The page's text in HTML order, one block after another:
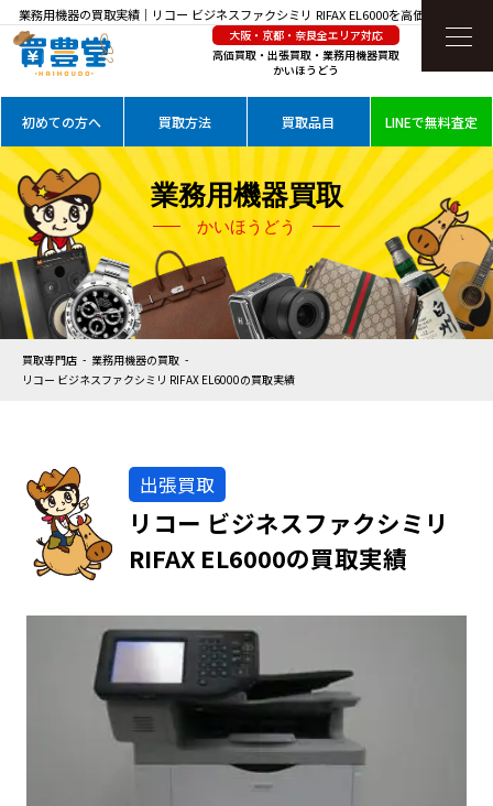
業務用機器の買取実績｜リコー ビジネスファクシミリ RIFAX EL6000を高価買取
大阪・京都・奈良全エリア対応
高価買取・出張買取・業務用機器買取
かいほうどう
初めての方へ 買取方法 買取品目 LINEで無料査定
業務用機器買取
かいほうどう
買取専門店
業務用機器の買取
リコー ビジネスファクシミリ RIFAX EL6000の買取実績
出張買取
リコー ビジネスファクシミリ
RIFAX EL6000の買取実績